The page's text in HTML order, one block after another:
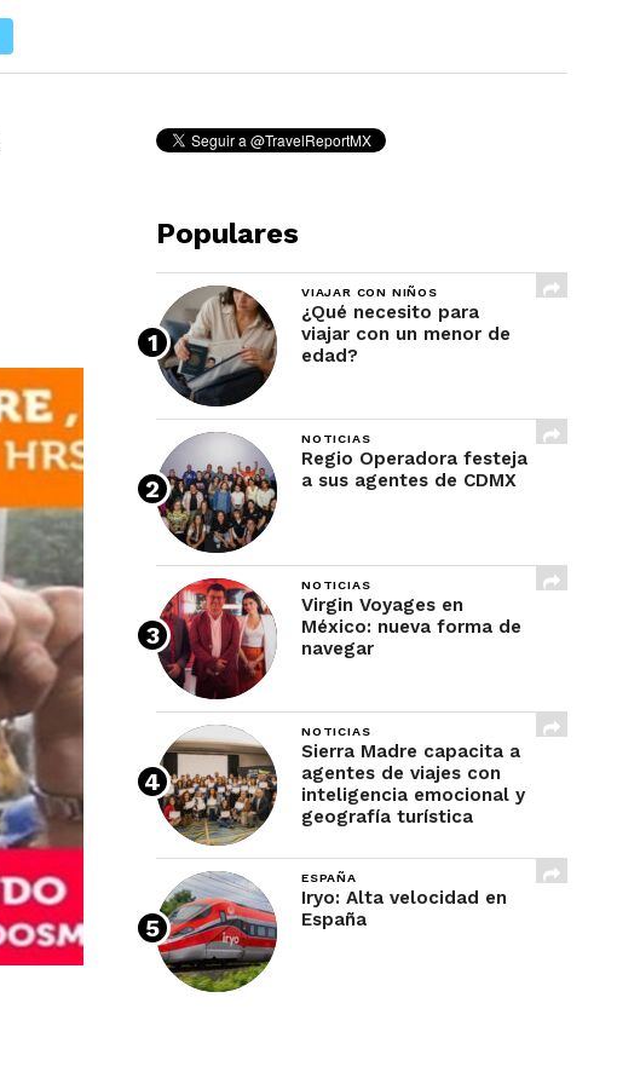
Populares
VIAJAR CON NIÑOS
¿Qué necesito para
viajar con un menor de
edad?
NOTICIAS
Regio Operadora festeja
a sus agentes de CDMX
NOTICIAS
Virgin Voyages en
México: nueva forma de
navegar
NOTICIAS
Sierra Madre capacita a
agentes de viajes con
inteligencia emocional y
geografía turística
ESPAÑA
Iryo: Alta velocidad en
España